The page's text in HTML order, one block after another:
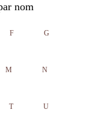
nom
F G
M N
T U